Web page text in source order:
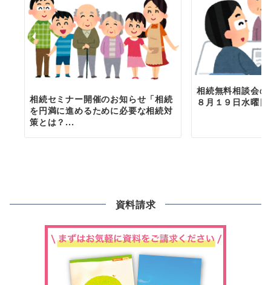
相続セミナー開催のお知らせ「相続
を円満に進めるために必要な相続対
策とは？...
相続無料相談会
８月１９日水曜日
資料請求